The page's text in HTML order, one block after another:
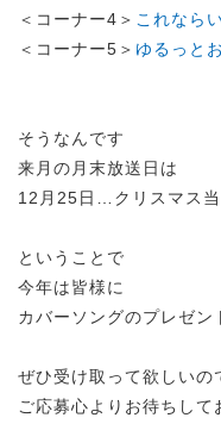
＜コーナー4＞ これなら
＜コーナー5＞ ゆるっと
そうなんです
来月の月末放送日は
12月25日…クリスマス当
ということで
今年は皆様に
カバーソングのプレゼ
ぜひ受け取って欲しいの
ご応募心よりお待ちして